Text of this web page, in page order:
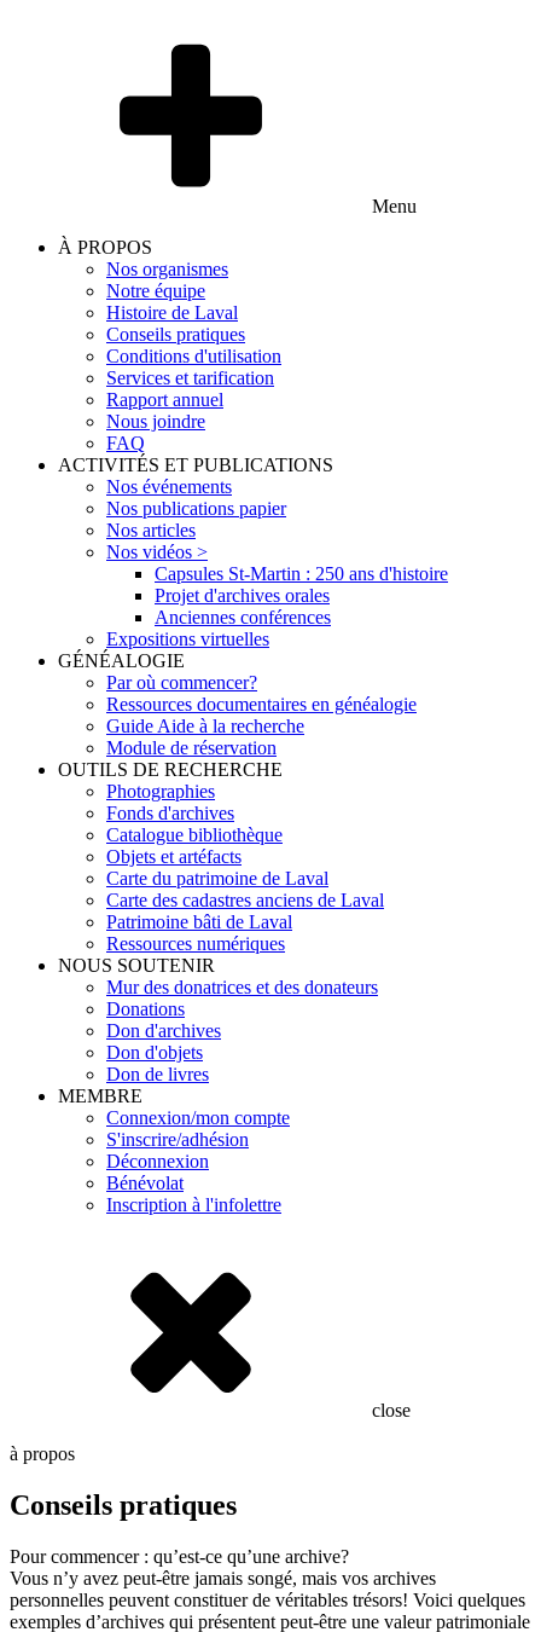
Menu
À PROPOS
Nos organismes
Notre équipe
Histoire de Laval
Conseils pratiques
Conditions d'utilisation
Services et tarification
Rapport annuel
Nous joindre
FAQ
ACTIVITÉS ET PUBLICATIONS
Nos événements
Nos publications papier
Nos articles
Nos vidéos >
Capsules St-Martin : 250 ans d'histoire
Projet d'archives orales
Anciennes conférences
Expositions virtuelles
GÉNÉALOGIE
Par où commencer?
Ressources documentaires en généalogie
Guide Aide à la recherche
Module de réservation
OUTILS DE RECHERCHE
Photographies
Fonds d'archives
Catalogue bibliothèque
Objets et artéfacts
Carte du patrimoine de Laval
Carte des cadastres anciens de Laval
Patrimoine bâti de Laval
Ressources numériques
NOUS SOUTENIR
Mur des donatrices et des donateurs
Donations
Don d'archives
Don d'objets
Don de livres
MEMBRE
Connexion/mon compte
S'inscrire/adhésion
Déconnexion
Bénévolat
Inscription à l'infolettre
close
à propos
Conseils pratiques
Pour commencer : qu’est-ce qu’une archive?
Vous n’y avez peut-être jamais songé, mais vos archives
personnelles peuvent constituer de véritables trésors! Voici quelques
exemples d’archives qui présentent peut-être une valeur patrimoniale